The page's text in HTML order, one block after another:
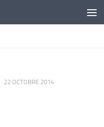
· 22 OCTOBRE 2014